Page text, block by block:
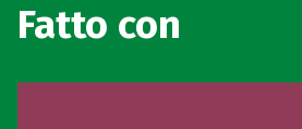
Fatto con